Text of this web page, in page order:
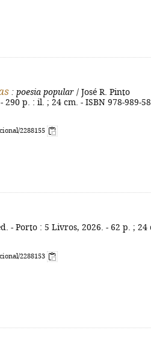
: poesia popular / José R. Pinto
p. : il. ; 24 cm. - ISBN 978-989-
2288155
- Porto : 5 Livros, 2026. - 62 p. ; 24
2288153